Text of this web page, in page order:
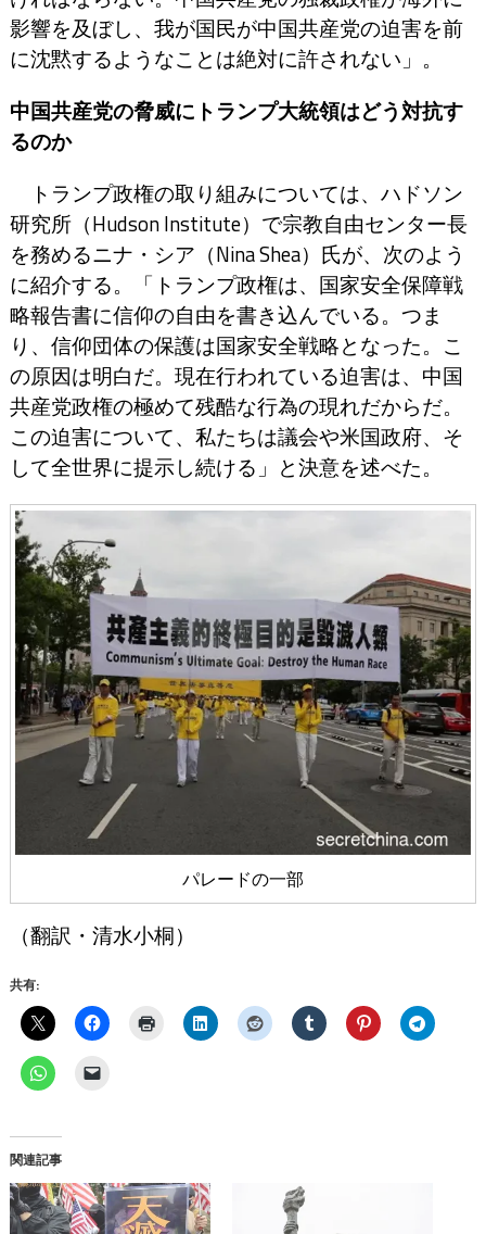
影響を及ぼし、我が国民が中国共産党の迫害を前
に沈黙するようなことは絶対に許されない」。
中国共産党の脅威にトランプ大統領はどう対抗す
るのか
トランプ政権の取り組みについては、ハドソン
研究所（Hudson Institute）で宗教自由センター長
を務めるニナ・シア（Nina Shea）氏が、次のよう
に紹介する。「トランプ政権は、国家安全保障戦
略報告書に信仰の自由を書き込んでいる。つま
り、信仰団体の保護は国家安全戦略となった。こ
の原因は明白だ。現在行われている迫害は、中国
共産党政権の極めて残酷な行為の現れだからだ。
この迫害について、私たちは議会や米国政府、そ
して全世界に提示し続ける」と決意を述べた。
パレードの一部
（翻訳・清水小桐）
共有:
関連記事